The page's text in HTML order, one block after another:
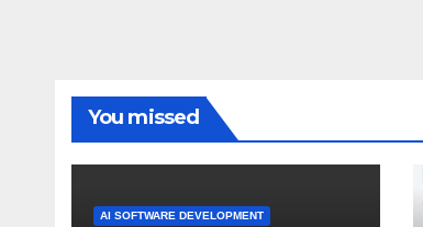
You missed
AI SOFTWARE DEVELOPMENT